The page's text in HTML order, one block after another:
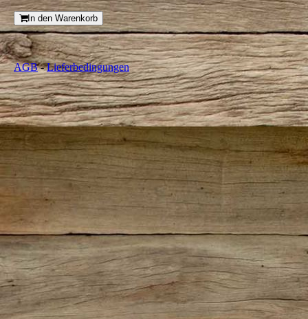
In den Warenkorb
AGB-Lieferbedingungen